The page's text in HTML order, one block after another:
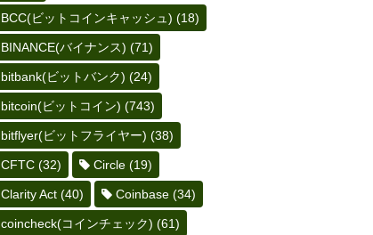
BCC(ビットコインキャッシュ) (18)
BINANCE(バイナンス) (71)
bitbank(ビットバンク) (24)
bitcoin(ビットコイン) (743)
bitflyer(ビットフライヤー) (38)
CFTC (32) Circle (19)
Clarity Act (40) Coinbase (34)
coincheck(コインチェック) (61)